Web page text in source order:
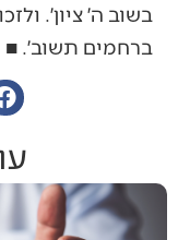
בשוב ה׳ ציון׳.
ברחמים תשוב׳. ■